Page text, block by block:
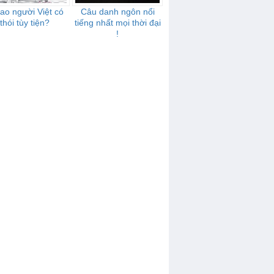
người Việt có
thói tùy tiện?
Câu danh ngôn nổi
tiếng nhất mọi thời đại
!